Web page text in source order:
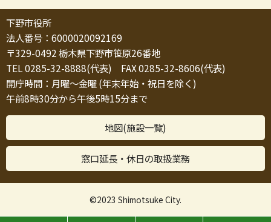
下野市役所
法人番号：6000020092169
〒329-0492 栃木県下野市笹原26番地
TEL 0285-32-8888(代表) FAX 0285-32-8606(代表)
開庁時間：月曜～金曜 (年末年始・祝日を除く)
午前8時30分から午後5時15分まで
地図(施設一覧)
窓口延長・休日の取扱業務
©2023 Shimotsuke City.